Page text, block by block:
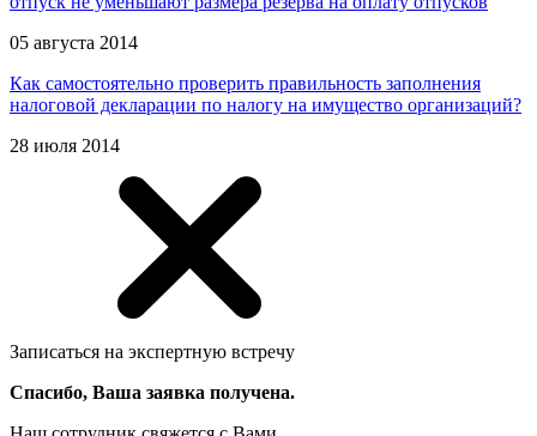
05 августа 2014
Как самостоятельно проверить правильность заполнения
налоговой декларации по налогу на имущество организаций?
28 июля 2014
Записаться на экспертную встречу
Спасибо, Ваша заявка получена.